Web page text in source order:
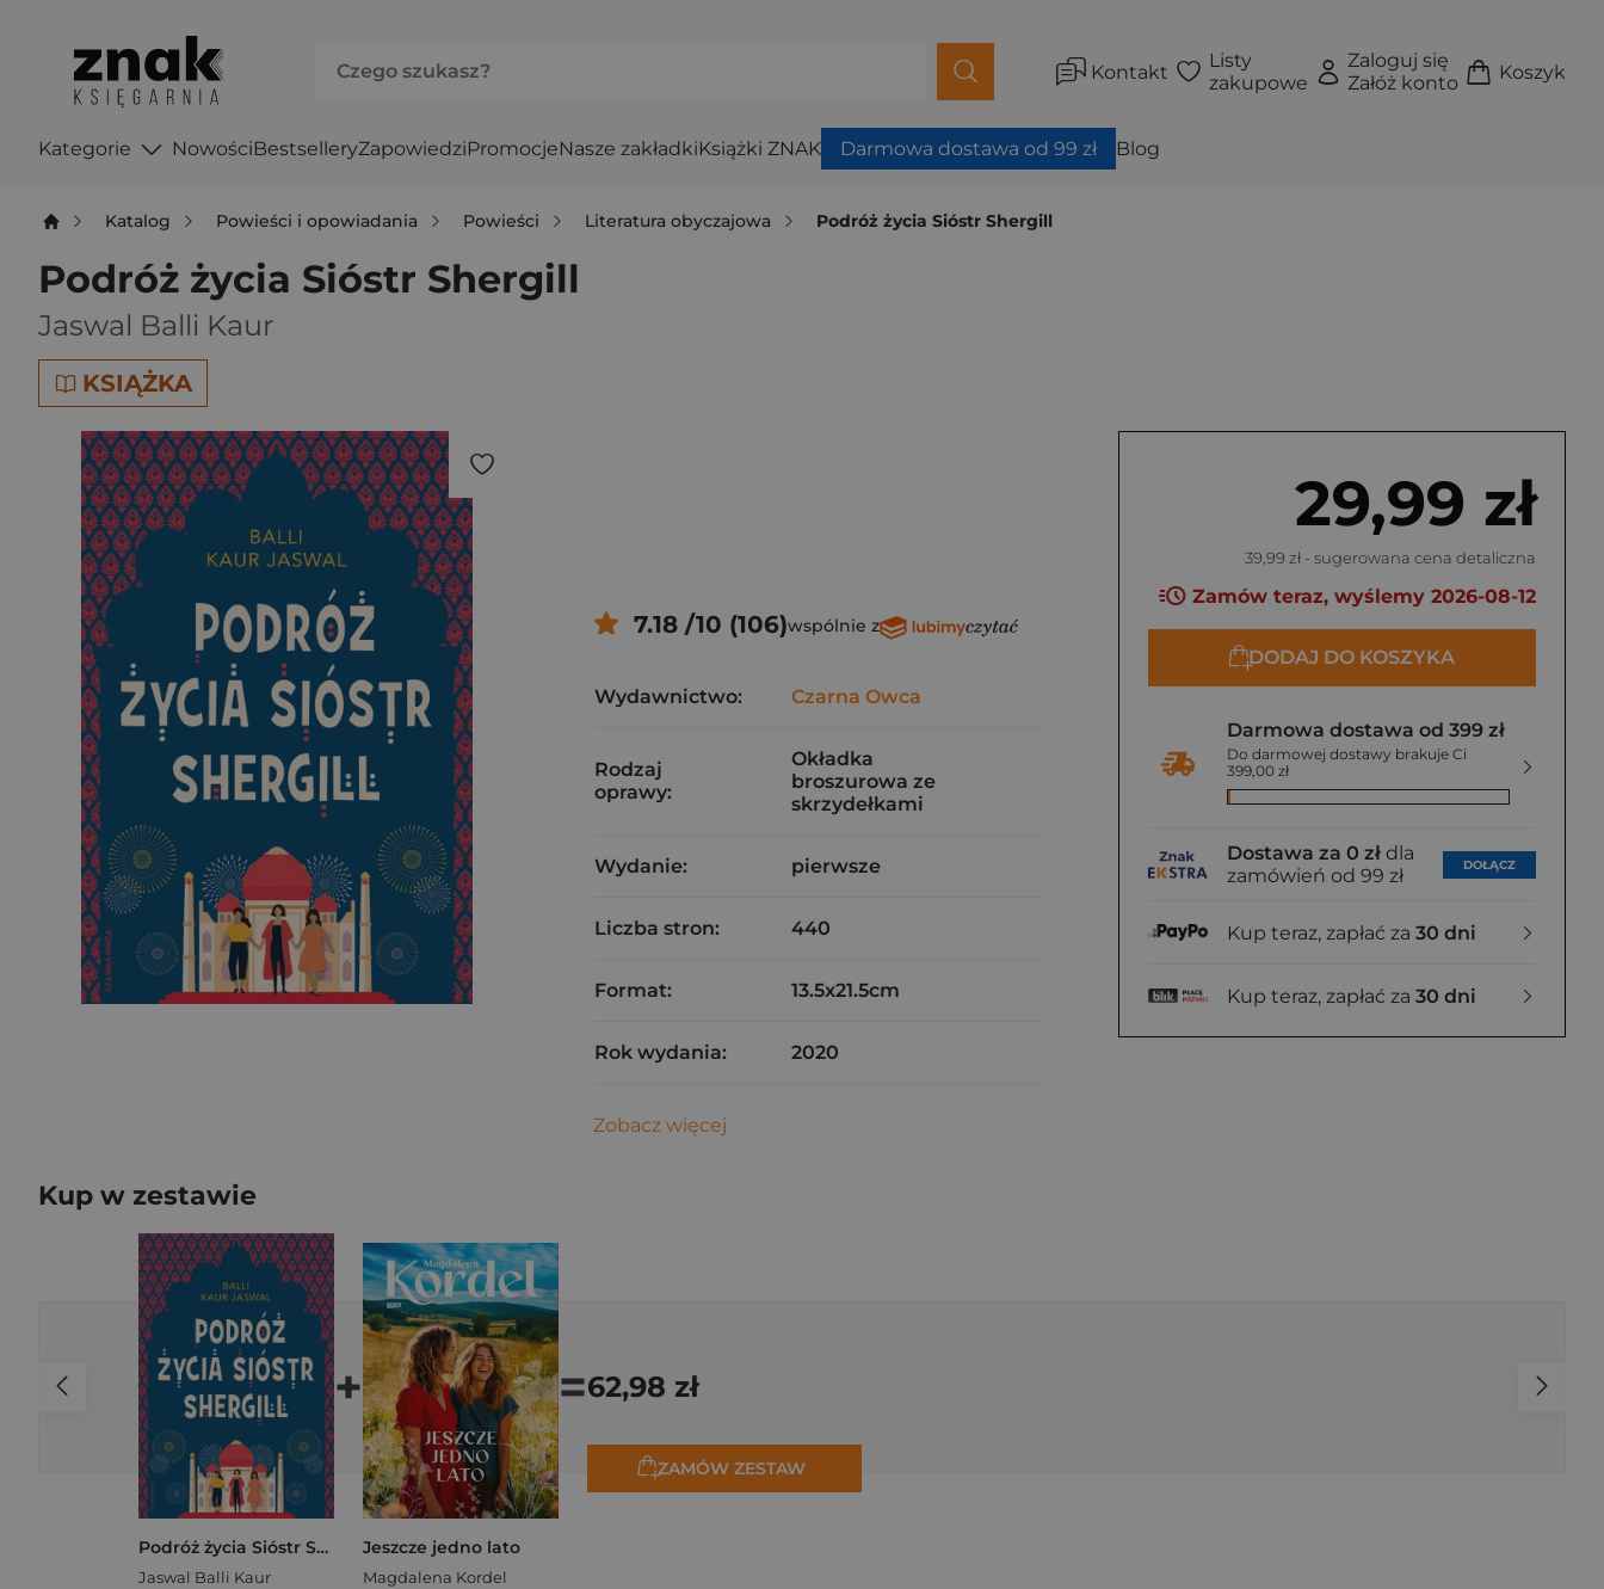
Kontakt
Listy
zakupowe
Zaloguj się
Załóż konto
Koszyk
Kategorie NowościBestselleryZapowiedziPromocjeNasze zakładkiKsiążki ZNAK Darmowa dostawa od 99 zł Blog
Katalog Powieści i opowiadania Powieści Literatura obyczajowa Podróż życia Sióstr Shergill
Podróż życia Sióstr Shergill
Jaswal Balli Kaur
KSIĄŻKA
29,99 zł
39,99 zł - sugerowana cena detaliczna
Zamów teraz, wyślemy 2026-08-12
DODAJ DO KOSZYKA
Darmowa dostawa od 399 zł
Do darmowej dostawy brakuje Ci
399,00 zł
Dostawa za 0 zł dla
zamówień od 99 zł
DOŁĄCZ
Kup teraz, zapłać za 30 dni
Kup teraz, zapłać za 30 dni
7.18 /10 (106)wspólnie z
Wydawnictwo: Czarna Owca
Rodzaj
oprawy:
Okładka
broszurowa ze
skrzydełkami
Wydanie: pierwsze
Liczba stron: 440
Format: 13.5x21.5cm
Rok wydania: 2020
Zobacz więcej
Kup w zestawie
Podróż życia Sióstr Shergill
Jaswal Balli Kaur
+
Jeszcze jedno lato
Magdalena Kordel
=62,98 zł
ZAMÓW ZESTAW